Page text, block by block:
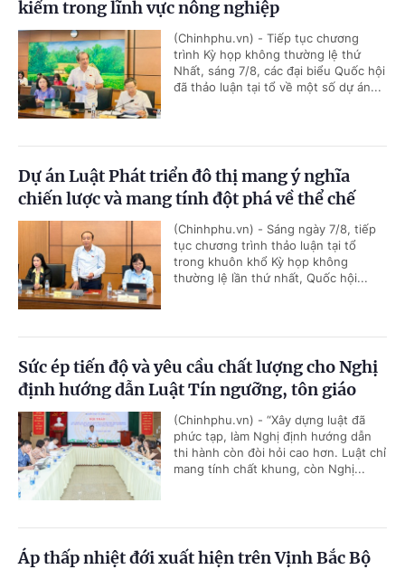
kiểm trong lĩnh vực nông nghiệp
(Chinhphu.vn) - Tiếp tục chương
trình Kỳ họp không thường lệ thứ
Nhất, sáng 7/8, các đại biểu Quốc hội
đã thảo luận tại tổ về một số dự án...
Dự án Luật Phát triển đô thị mang ý nghĩa
chiến lược và mang tính đột phá về thể chế
(Chinhphu.vn) - Sáng ngày 7/8, tiếp
tục chương trình thảo luận tại tổ
trong khuôn khổ Kỳ họp không
thường lệ lần thứ nhất, Quốc hội...
Sức ép tiến độ và yêu cầu chất lượng cho Nghị
định hướng dẫn Luật Tín ngưỡng, tôn giáo
(Chinhphu.vn) - “Xây dựng luật đã
phức tạp, làm Nghị định hướng dẫn
thi hành còn đòi hỏi cao hơn. Luật chỉ
mang tính chất khung, còn Nghị...
Áp thấp nhiệt đới xuất hiện trên Vịnh Bắc Bộ